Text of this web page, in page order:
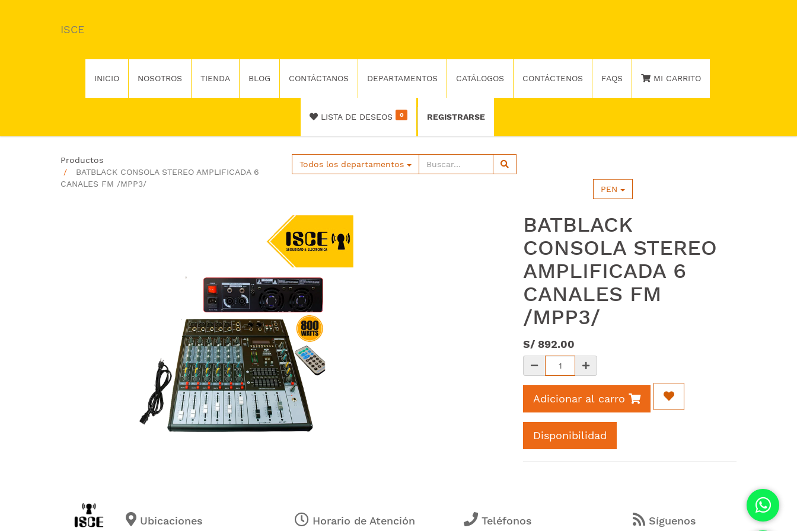
ISCE
INICIO NOSOTROS TIENDA BLOG CONTÁCTANOS DEPARTAMENTOS CATÁLOGOS CONTÁCTENOS FAQS MI CARRITO
LISTA DE DESEOS 0 REGISTRARSE
Productos
BATBLACK CONSOLA STEREO AMPLIFICADA 6
CANALES FM /MPP3/
Todos los departamentos
PEN
BATBLACK
CONSOLA STEREO
AMPLIFICADA 6
CANALES FM
/MPP3/
S/ 892.00
Adicionar al carro
Disponibilidad
Ubicaciones Horario de Atención Teléfonos Síguenos